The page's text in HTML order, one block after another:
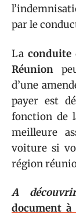
par le
La conduite
Réunion
d’une
payer est
fonction de
meilleure
voiture si
région
A
document